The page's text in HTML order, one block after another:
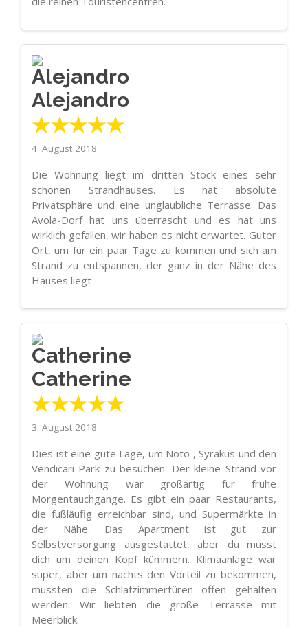
Alejandro
★★★★★
4. August 2018
Die Wohnung liegt im dritten Stock eines sehr
schönen Strandhauses. Es hat absolute
Privatsphäre und eine unglaubliche Terrasse. Das
Avola-Dorf hat uns überrascht und es hat uns
wirklich gefallen, wir haben es nicht erwartet. Guter
Ort, um für ein paar Tage zu kommen und sich am
Strand zu entspannen, der ganz in der Nähe des
Hauses liegt
Catherine
★★★★★
3. August 2018
Dies ist eine gute Lage, um Noto , Syrakus und den
Vendicari-Park zu besuchen. Der kleine Strand vor
der Wohnung war großartig für frühe
Morgentauchgänge. Es gibt ein paar Restaurants,
die fußläufig erreichbar sind, und Supermärkte in
der Nähe. Das Apartment ist gut zur
Selbstversorgung ausgestattet, aber du musst
dich um deinen Kopf kümmern. Klimaanlage war
super, aber um nachts den Vorteil zu bekommen,
mussten die Schlafzimmertüren offen gehalten
werden. Wir liebten die große Terrasse mit
Meerblick.